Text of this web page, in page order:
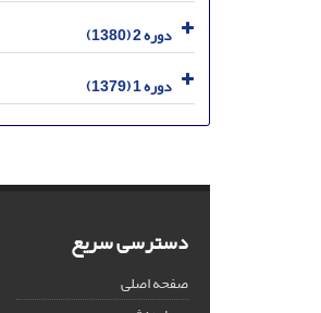
دوره 2 (1380)
دوره 1 (1379)
دسترسی سریع
صفحه اصلی